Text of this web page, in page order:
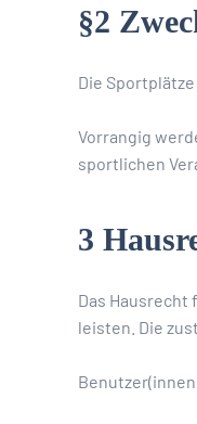
§2
Die
Vorrangig
sportlichen
3
Das Hausrecht
leisten. Die